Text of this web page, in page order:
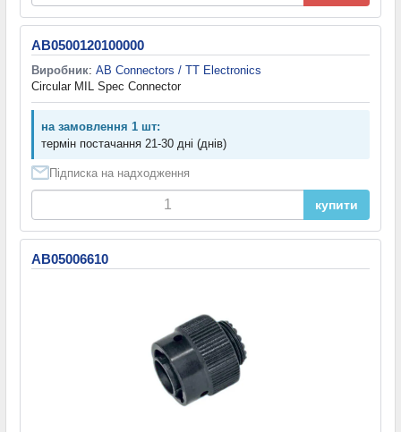
AB0500120100000
Виробник: AB Connectors / TT Electronics
Circular MIL Spec Connector
на замовлення 1 шт:
термін постачання 21-30 дні (днів)
Підписка на надходження
купити
AB05006610